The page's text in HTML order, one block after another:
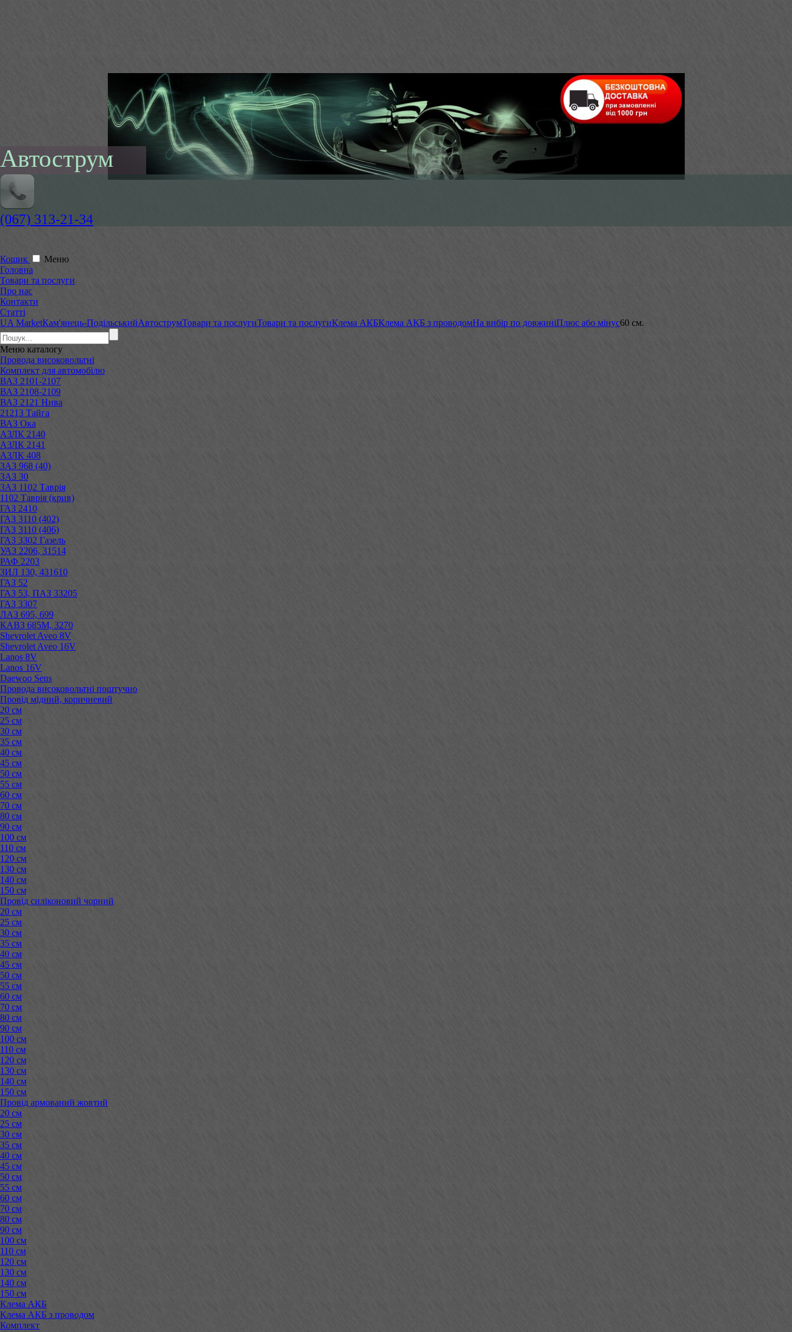
Автострум
(067) 313-21-34
Кошик
Меню
Головна
Товари та послуги
Про нас
Контакти
Статті
UA MarketКам'янець-ПодільськийАвтострумТовари та послугиТовари та послугиКлема АКБКлема АКБ з проводомНа вибір по довжиніПлюс або мінус60 см.
Меню каталогу
Провода високовольтні
Комплект для автомобілю
ВАЗ 2101-2107
ВАЗ 2108-2109
ВАЗ 2121 Нива
21213 Тайга
ВАЗ Ока
АЗЛК 2140
АЗЛК 2141
АЗЛК 408
ЗАЗ 968 (40)
ЗАЗ 30
ЗАЗ 1102 Таврія
1102 Таврія (крив)
ГАЗ 2410
ГАЗ 3110 (402)
ГАЗ 3110 (406)
ГАЗ 3302 Газель
УАЗ 2206, 31514
РАФ 2203
ЗИЛ 130, 431610
ГАЗ 52
ГАЗ 53, ПАЗ 33205
ГАЗ 3307
ЛАЗ 695, 699
КАВЗ 685М, 3270
Shevrolet Aveo 8V
Shevrolet Aveo 16V
Lanos 8V
Lanos 16V
Daewoo Sens
Провода високовольтні поштучно
Провід мідний, коричневий
20 см
25 см
30 см
35 см
40 см
45 см
50 см
55 см
60 см
70 см
80 см
90 см
100 см
110 см
120 см
130 см
140 см
150 см
Провід силіконовий чорний
20 см
25 см
30 см
35 см
40 см
45 см
50 см
55 см
60 см
70 см
80 см
90 см
100 см
110 см
120 см
130 см
140 см
150 см
Провід армований жовтий
20 см
25 см
30 см
35 см
40 см
45 см
50 см
55 см
60 см
70 см
80 см
90 см
100 см
110 см
120 см
130 см
140 см
150 см
Клема АКБ
Клема АКБ з проводом
Комплект